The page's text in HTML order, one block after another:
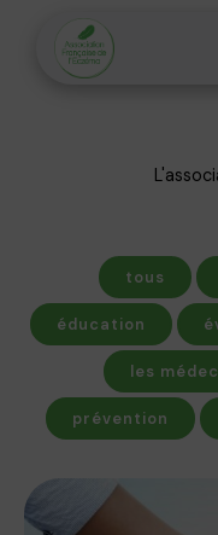
tous
éducation
les
prévention